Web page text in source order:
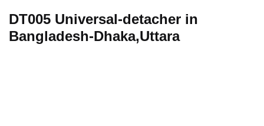
DT005 Universal-detacher in
Bangladesh-Dhaka,Uttara